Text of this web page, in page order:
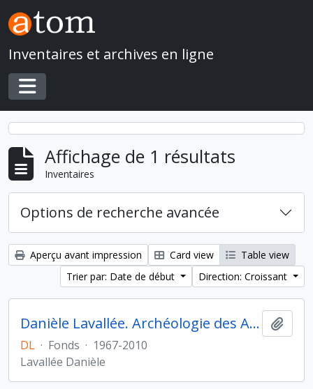
Skip to main content
Inventaires et archives en ligne
Toggle navigation
Affichage de 1 résultats
Inventaires
Options de recherche avancée
Aperçu avant impression Card view
Table view
Trier par: Date de début
Direction: Croissant
Danièle Lavallée. Archéologie des Amériques
DL · Fonds · 1967-2010
Lavallée Danièle